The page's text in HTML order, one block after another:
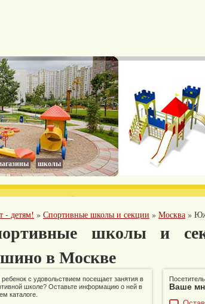
школы
- детям! » Спортивные школы и секции » Москва »
школы и
в Москве
с удовольствием посещает занятия в
школе? Оставьте информацию о ней в
каталоге.
Ваше